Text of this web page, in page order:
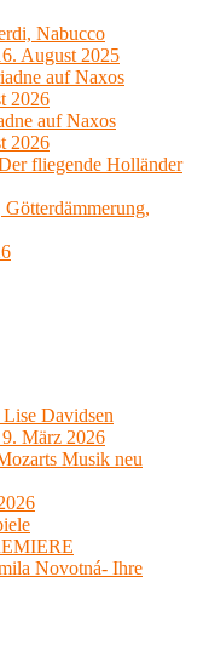
Nabucco
August 2025
auf Naxos
2026
auf Naxos
2026
fliegende Holländer
Davidsen
März 2026
Musik neu
Novotná- Ihre